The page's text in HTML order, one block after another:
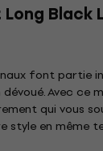
Black
font partie
Avec ce
qui vous
style en même